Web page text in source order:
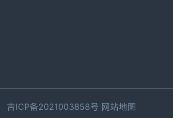
吉ICP备2021003858号 网站地图